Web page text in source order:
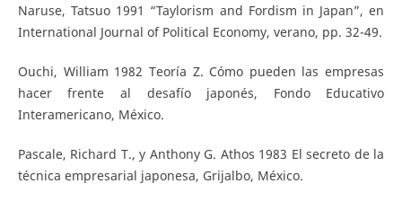
Naruse, Tatsuo 1991 “Taylorism and Fordism in Japan”, en
International Journal of Political Economy, verano, pp. 32-49.
Ouchi, William 1982 Teoría Z. Cómo pueden las empresas
hacer frente al desafío japonés, Fondo Educativo
Interamericano, México.
Pascale, Richard T., y Anthony G. Athos 1983 El secreto de la
técnica empresarial japonesa, Grijalbo, México.